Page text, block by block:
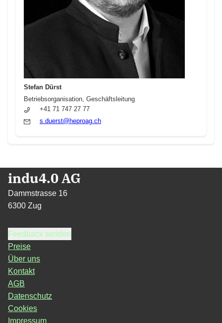
Stefan Dürst
Betriebsorganisation, Geschäftsleitung
+41 71 747 27 77
s.duerst@heproag.ch
indu4.0 AG
Dammstrasse 16
6300 Zug
Feedback senden
Preise
Über uns
Kontakt
AGB
Datenschutz
Cookies
Impressum